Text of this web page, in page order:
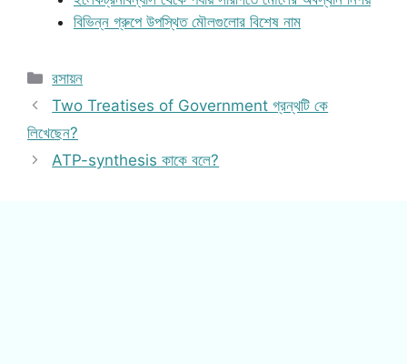
বিভিন্ন গ্রুপে উপস্থিত মৌলগুলোর বিশেষ নাম
Categories
রসায়ন
Two Treatises of Government গ্রন্থটি কে
লিখেছেন?
ATP-synthesis কাকে বলে?